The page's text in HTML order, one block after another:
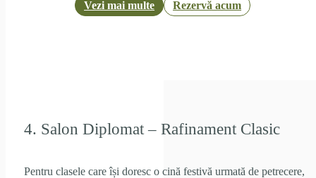
Vezi mai multe Rezervă acum
4. Salon Diplomat – Rafinament Clasic
Pentru clasele care își doresc o cină festivă urmată de petrecere,